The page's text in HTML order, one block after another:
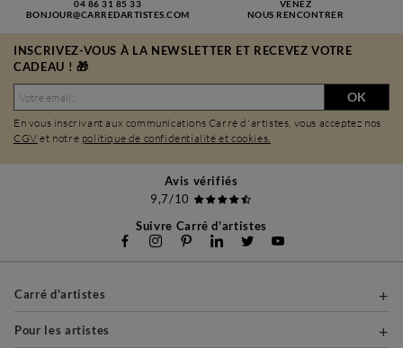
04 86 31 85 33
BONJOUR@CARREDARTISTES.COM
VENEZ
NOUS RENCONTRER
INSCRIVEZ-VOUS À LA NEWSLETTER ET RECEVEZ VOTRE
CADEAU ! 🎁
OK
En vous inscrivant aux communications Carré d'artistes, vous acceptez nos
CGV et notre politique de confidentialité et cookies.
Avis vérifiés
9,7/10
Suivre Carré d'artistes
Carré d'artistes
Pour les artistes